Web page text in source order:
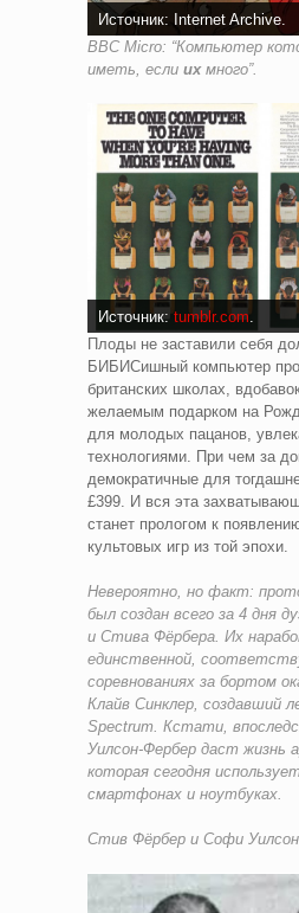
Источник: Internet Archive.
BBC Micro: “Компьютер
иметь, если ихмного”.
Источник:tumblr.com.
Плоды не заставили себя
БИБИСишный компьютер
британских школах,
желаемым подарком на
для молодых пацанов,
технологиями. При чем за
демократичные для
£399. И вся эта
станет прологом к
культовых игр из той эпохи.
Невероятно, но факт:
был создан всего за 4 дня
и Стива Фёрбера. Их
единственной,
соревнованиях за бортом
Клайв Синклер, создавший
Spectrum. Кстати,
Уилсон-Фербер даст жизнь
которая сегодня
смартфонах и ноутбуках.
Стив Фёрбер и Софи Уилсон.